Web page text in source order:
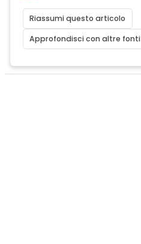
Riassumi questo articolo
Approfondisci con altre fonti